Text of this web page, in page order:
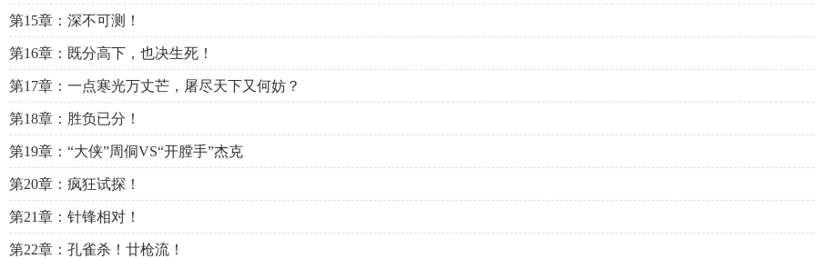
第15章：深不可测！
第16章：既分高下，也决生死！
第17章：一点寒光万丈芒，屠尽天下又何妨？
第18章：胜负已分！
第19章：“大侠”周侗VS“开膛手”杰克
第20章：疯狂试探！
第21章：针锋相对！
第22章：孔雀杀！廿枪流！